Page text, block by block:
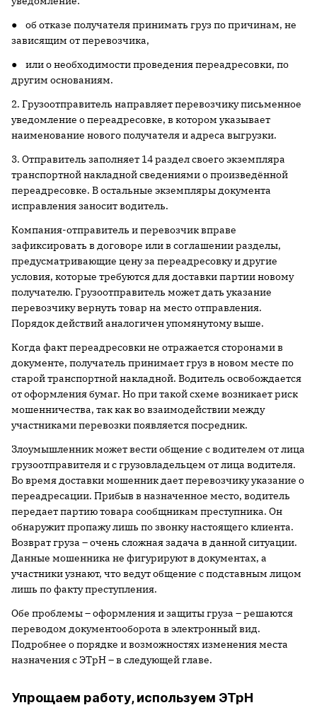
● об отказе получателя принимать груз по причинам, не
зависящим от перевозчика,
● или о необходимости проведения переадресовки, по
другим основаниям.
2. Грузоотправитель направляет перевозчику письменное
уведомление о переадресовке, в котором указывает
наименование нового получателя и адреса выгрузки.
3. Отправитель заполняет 14 раздел своего экземпляра
транспортной накладной сведениями о произведённой
переадресовке. В остальные экземпляры документа
исправления заносит водитель.
Компания-отправитель и перевозчик вправе
зафиксировать в договоре или в соглашении разделы,
предусматривающие цену за переадресовку и другие
условия, которые требуются для доставки партии новому
получателю. Грузоотправитель может дать указание
перевозчику вернуть товар на место отправления.
Порядок действий аналогичен упомянутому выше.
Когда факт переадресовки не отражается сторонами в
документе, получатель принимает груз в новом месте по
старой транспортной накладной. Водитель освобождается
от оформления бумаг. Но при такой схеме возникает риск
мошенничества, так как во взаимодействии между
участниками перевозки появляется посредник.
Злоумышленник может вести общение с водителем от лица
грузоотправителя и с грузовладельцем от лица водителя.
Во время доставки мошенник дает перевозчику указание о
переадресации. Прибыв в назначенное место, водитель
передает партию товара сообщникам преступника. Он
обнаружит пропажу лишь по звонку настоящего клиента.
Возврат груза – очень сложная задача в данной ситуации.
Данные мошенника не фигурируют в документах, а
участники узнают, что ведут общение с подставным лицом
лишь по факту преступления.
Обе проблемы – оформления и защиты груза – решаются
переводом документооборота в электронный вид.
Подробнее о порядке и возможностях изменения места
назначения с ЭТрН – в следующей главе.
Упрощаем работу, используем ЭТрН